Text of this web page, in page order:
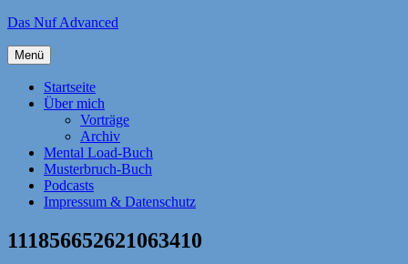
Zum
springen
Das Nuf Advanced
Menü
Startseite
Über mich
Vorträge
Archiv
Mental Load-Buch
Musterbruch-Buch
Podcasts
Impressum & Datenschutz
111856652621063410